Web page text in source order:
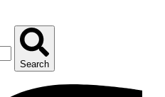
Search